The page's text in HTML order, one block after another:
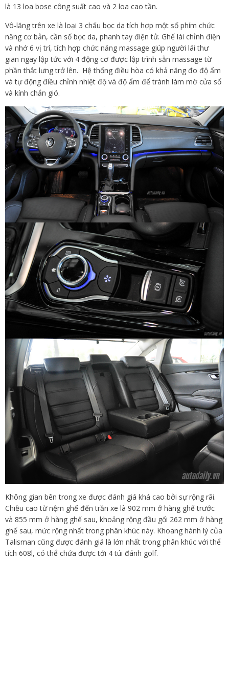
là 13 loa bose công suất cao và 2 loa cao tần.
Vô-lăng trên xe là loại 3 chấu bọc da tích hợp một số phím chức
năng cơ bản, cần số bọc da, phanh tay điện tử. Ghế lái chỉnh điện
và nhớ 6 vị trí, tích hợp chức năng massage giúp người lái thư
giãn ngay lập tức với 4 động cơ được lập trình sẵn massage từ
phần thắt lưng trở lên. Hệ thống điều hòa có khả năng đo độ ẩm
và tự động điều chỉnh nhiệt độ và độ ẩm để tránh làm mờ cửa sổ
và kính chắn gió.
Không gian bên trong xe được đánh giá khá cao bởi sự rộng rãi.
Chiều cao từ nệm ghế đến trần xe là 902 mm ở hàng ghế trước
và 855 mm ở hàng ghế sau, khoảng rộng đầu gối 262 mm ở hàng
ghế sau, mức rộng nhất trong phân khúc này. Khoang hành lý của
Talisman cũng được đánh giá là lớn nhất trong phân khúc với thể
tích 608l, có thể chứa được tới 4 túi đánh golf.